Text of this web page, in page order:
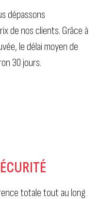
dépassons
de nos clients. Grâce à
le délai moyen de
30 jours.
totale tout au long